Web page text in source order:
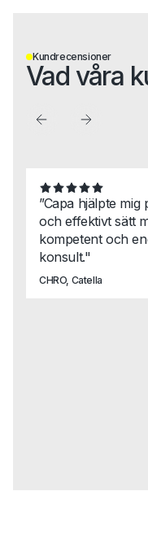
Kundrecensioner
Vad våra
”Capa hjälpte mig
och effektivt sätt
kompetent och
konsult."
CHRO, Catella